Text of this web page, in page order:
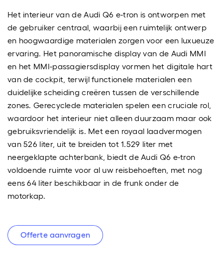
Het interieur van de Audi Q6 e-tron is ontworpen met
de gebruiker centraal, waarbij een ruimtelijk ontwerp
en hoogwaardige materialen zorgen voor een luxueuze
ervaring. Het panoramische display van de Audi MMI
en het MMI-passagiersdisplay vormen het digitale hart
van de cockpit, terwijl functionele materialen een
duidelijke scheiding creëren tussen de verschillende
zones. Gerecyclede materialen spelen een cruciale rol,
waardoor het interieur niet alleen duurzaam maar ook
gebruiksvriendelijk is. Met een royaal laadvermogen
van 526 liter, uit te breiden tot 1.529 liter met
neergeklapte achterbank, biedt de Audi Q6 e-tron
voldoende ruimte voor al uw reisbehoeften, met nog
eens 64 liter beschikbaar in de frunk onder de
motorkap.
Offerte aanvragen